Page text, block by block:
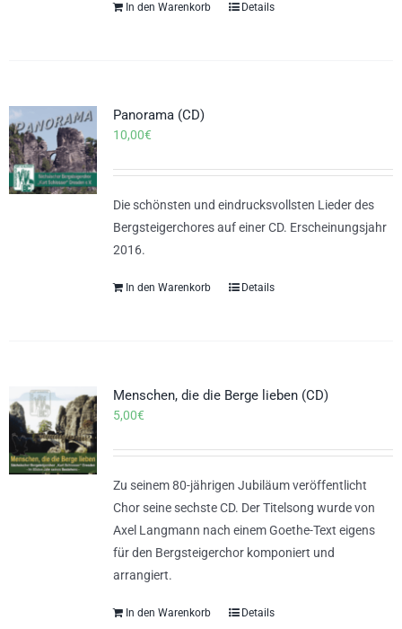
In den Warenkorb Details
Panorama (CD)
10,00€
Die schönsten und eindrucksvollsten Lieder des
Bergsteigerchores auf einer CD. Erscheinungsjahr
2016.
In den Warenkorb Details
Menschen, die die Berge lieben (CD)
5,00€
Zu seinem 80-jährigen Jubiläum veröffentlicht
Chor seine sechste CD. Der Titelsong wurde von
Axel Langmann nach einem Goethe-Text eigens
für den Bergsteigerchor komponiert und
arrangiert.
In den Warenkorb Details